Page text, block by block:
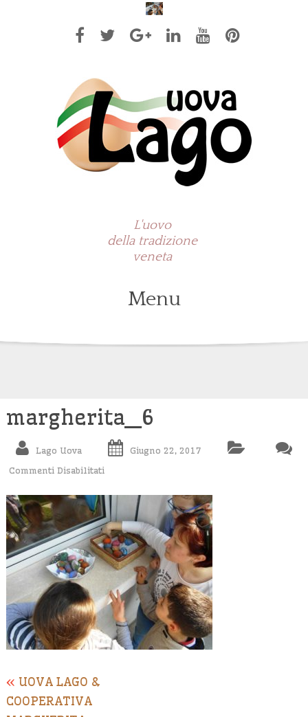
L'uovo
della tradizione
veneta
Menu
Skip
margherita_6
Lago Uova
Giugno 22, 2017
Commenti Disabilitati
« UOVA LAGO &
COOPERATIVA